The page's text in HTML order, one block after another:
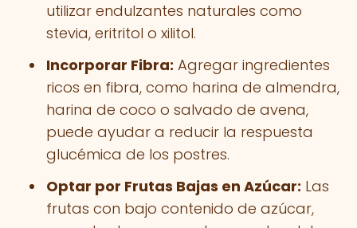
utilizar endulzantes naturales como
stevia, eritritol o xilitol.
Incorporar Fibra: Agregar ingredientes
ricos en fibra, como harina de almendra,
harina de coco o salvado de avena,
puede ayudar a reducir la respuesta
glucémica de los postres.
Optar por Frutas Bajas en Azúcar: Las
frutas con bajo contenido de azúcar,